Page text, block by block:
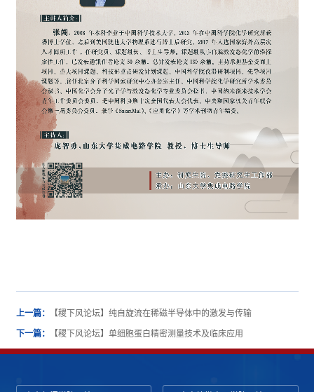
上一篇： 【稷下风论坛】纯自旋流在稀磁半导体中的激发与传输
下一篇： 【稷下风论坛】单细胞蛋白精密测量技术及临床应用